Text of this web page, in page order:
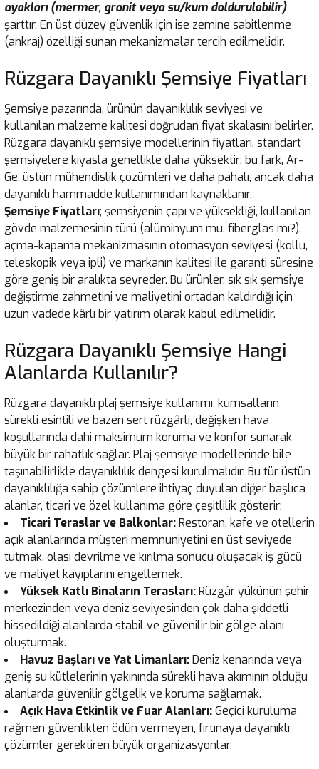
ayakları (mermer, granit veya su/kum doldurulabilir)
şarttır. En üst düzey güvenlik için ise zemine sabitlenme
(ankraj) özelliği sunan mekanizmalar tercih edilmelidir.
Rüzgara Dayanıklı Şemsiye Fiyatları
Şemsiye pazarında, ürünün dayanıklılık seviyesi ve
kullanılan malzeme kalitesi doğrudan fiyat skalasını belirler.
Rüzgara dayanıklı şemsiye modellerinin fiyatları, standart
şemsiyelere kıyasla genellikle daha yüksektir; bu fark, Ar-
Ge, üstün mühendislik çözümleri ve daha pahalı, ancak daha
dayanıklı hammadde kullanımından kaynaklanır.
Şemsiye Fiyatları; şemsiyenin çapı ve yüksekliği, kullanılan
gövde malzemesinin türü (alüminyum mu, fiberglas mı?),
açma-kapama mekanizmasının otomasyon seviyesi (kollu,
teleskopik veya ipli) ve markanın kalitesi ile garanti süresine
göre geniş bir aralıkta seyreder. Bu ürünler, sık sık şemsiye
değiştirme zahmetini ve maliyetini ortadan kaldırdığı için
uzun vadede kârlı bir yatırım olarak kabul edilmelidir.
Rüzgara Dayanıklı Şemsiye Hangi
Alanlarda Kullanılır?
Rüzgara dayanıklı plaj şemsiye kullanımı, kumsalların
sürekli esintili ve bazen sert rüzgârlı, değişken hava
koşullarında dahi maksimum koruma ve konfor sunarak
büyük bir rahatlık sağlar. Plaj şemsiye modellerinde bile
taşınabilirlikle dayanıklılık dengesi kurulmalıdır. Bu tür üstün
dayanıklılığa sahip çözümlere ihtiyaç duyulan diğer başlıca
alanlar, ticari ve özel kullanıma göre çeşitlilik gösterir:
Ticari Teraslar ve Balkonlar:Restoran, kafe ve otellerin
açık alanlarında müşteri memnuniyetini en üst seviyede
tutmak, olası devrilme ve kırılma sonucu oluşacak iş gücü
ve maliyet kayıplarını engellemek.
Yüksek Katlı Binaların Terasları:Rüzgâr yükünün şehir
merkezinden veya deniz seviyesinden çok daha şiddetli
hissedildiği alanlarda stabil ve güvenilir bir gölge alanı
oluşturmak.
Havuz Başları ve Yat Limanları:Deniz kenarında veya
geniş su kütlelerinin yakınında sürekli hava akımının olduğu
alanlarda güvenilir gölgelik ve koruma sağlamak.
Açık Hava Etkinlik ve Fuar Alanları:Geçici kuruluma
rağmen güvenlikten ödün vermeyen, fırtınaya dayanıklı
çözümler gerektiren büyük organizasyonlar.